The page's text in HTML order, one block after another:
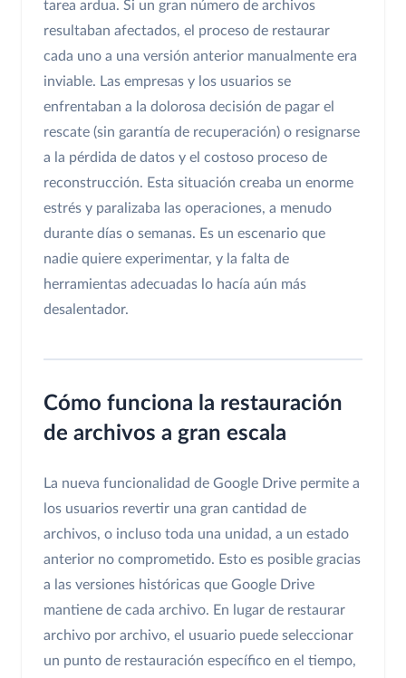
tarea ardua. Si un gran número de archivos
resultaban afectados, el proceso de restaurar
cada uno a una versión anterior manualmente era
inviable. Las empresas y los usuarios se
enfrentaban a la dolorosa decisión de pagar el
rescate (sin garantía de recuperación) o resignarse
a la pérdida de datos y el costoso proceso de
reconstrucción. Esta situación creaba un enorme
estrés y paralizaba las operaciones, a menudo
durante días o semanas. Es un escenario que
nadie quiere experimentar, y la falta de
herramientas adecuadas lo hacía aún más
desalentador.
Cómo funciona la restauración
de archivos a gran escala
La nueva funcionalidad de Google Drive permite a
los usuarios revertir una gran cantidad de
archivos, o incluso toda una unidad, a un estado
anterior no comprometido. Esto es posible gracias
a las versiones históricas que Google Drive
mantiene de cada archivo. En lugar de restaurar
archivo por archivo, el usuario puede seleccionar
un punto de restauración específico en el tiempo,